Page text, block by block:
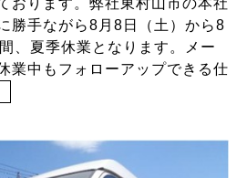
勝手ながら8月8日（土）から8
、夏季休業となります。メー
業中もフォローアップできる仕